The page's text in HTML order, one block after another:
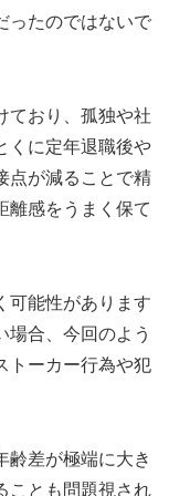
ったのではないで
ており、孤独や社
くに定年退職後や
点が減ることで精
離感をうまく保て
可能性があります
場合、今回のよう
トーカー行為や犯
齢差が極端に大き
ことも問題視され